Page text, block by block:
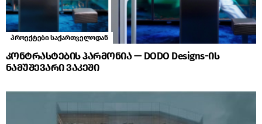
პროექტები საქართველოდან
კონტრასტების ჰარმონია — DODO Designs-ის
ნამუშევარი ვაკეში